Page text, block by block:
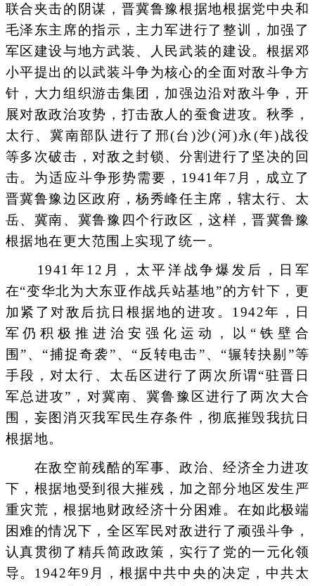
联合夹击的阴谋，晋冀鲁豫根据地根据党中央和
毛泽东主席的指示，主力军进行了整训，加强了
军区建设与地方武装、人民武装的建设。根据邓
小平提出的以武装斗争为核心的全面对敌斗争方
针，大力组织游击集团，加强边沿对敌斗争，开
展对敌政治攻势，打击敌人的蚕食进攻。秋季，
太行、冀南部队进行了邢(台)沙(河)永(年)战役
等多次破击，对敌之封锁、分割进行了坚决的回
击。为适应斗争形势需要，1941年7月，成立了
晋冀鲁豫边区政府，杨秀峰任主席，辖太行、太
岳、冀南、冀鲁豫四个行政区，这样，晋冀鲁豫
根据地在更大范围上实现了统一。
1941年12月，太平洋战争爆发后，日军
在“变华北为大东亚作战兵站基地”的方针下，更
加紧了对敌后抗日根据地的进攻。1942年，日
军仍积极推进治安强化运动，以“铁壁合
围”、“捕捉奇袭”、“反转电击”、“辗转抉剔”等
手段，对太行、太岳区进行了两次所谓“驻晋日
军总进攻”，对冀南、冀鲁豫区进行了两次大合
围，妄图消灭我军民生存条件，彻底摧毁我抗日
根据地。
在敌空前残酷的军事、政治、经济全力进攻
下，根据地受到很大摧残，加之部分地区发生严
重灾荒，根据地财政经济十分困难。在如此极端
困难的情况下，全区军民对敌进行了顽强斗争，
认真贯彻了精兵简政政策，实行了党的一元化领
导。1942年9月，根据中共中央的决定，中共太